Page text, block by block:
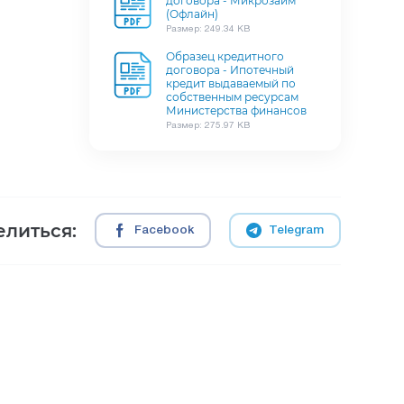
(Офлайн)
Размер: 249.34 KB
Образец кредитного
договора - Ипотечный
кредит выдаваемый по
собственным ресурсам
Министерства финансов
Размер: 275.97 KB
Facebook Telegram